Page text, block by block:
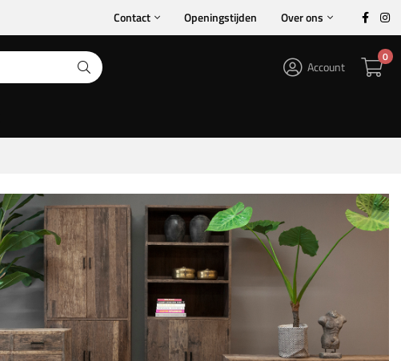
Contact Openingstijden Over ons
0
Account